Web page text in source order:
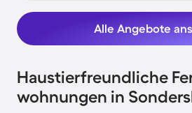
Alle Angebote
Haustierfreundliche
wohnungen in